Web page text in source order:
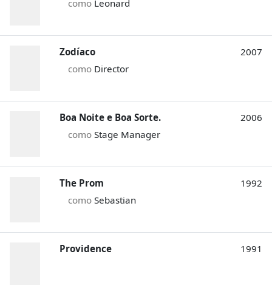
como Leonard
Zodíaco
como Director
2007
Boa Noite e Boa Sorte.
como Stage Manager
2006
The Prom
como Sebastian
1992
Providence 1991